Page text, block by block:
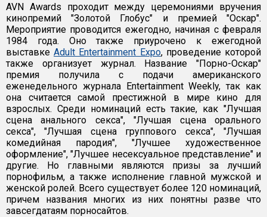
AVN Awards проходит между церемониями вручения
кинопремий "Золотой Глобус" и премией "Оскар".
Мероприятие проводится ежегодно, начиная с февраля
1984 года. Оно также приурочено к ежегодной
выставкеAdult Entertainment Expo, проведение которой
также организует журнал. Название "Порно-Оскар"
премия получила с подачи американского
еженедельного журнала Entertainment Weekly, так как
она считается самой престижной в мире кино для
взрослых. Среди номинаций есть такие, как "Лучшая
сцена анального секса", "Лучшая сцена орального
секса", "Лучшая сцена группового секса", "Лучшая
комедийная пародия", "Лучшее художественное
оформление", "Лучшее несексуальное представление" и
другие. Но главными являются призы за лучший
порнофильм, а также исполнение главной мужской и
женской ролей. Всего существует более 120 номинаций,
причем названия многих из них понятны разве что
завсегдатаям порносайтов.